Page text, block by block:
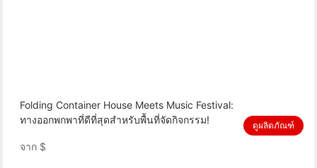
Folding Container House Meets Music Festival:
ทางออกพกพาที่ดีที่สุดสำหรับพื้นที่จัดกิจกรรม!
จาก $
ดูผลิตภัณฑ์